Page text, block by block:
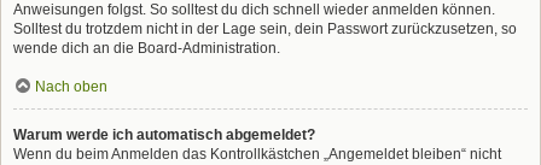
Anweisungen folgst. So solltest du dich schnell wieder anmelden können.
Solltest du trotzdem nicht in der Lage sein, dein Passwort zurückzusetzen, so
wende dich an die Board-Administration.
Nach oben
Warum werde ich automatisch abgemeldet?
Wenn du beim Anmelden das Kontrollkästchen „Angemeldet bleiben“ nicht